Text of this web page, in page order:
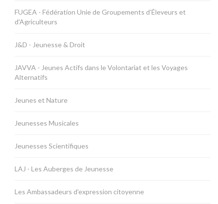
FUGEA - Fédération Unie de Groupements d’Éleveurs et
d'Agriculteurs
J&D - Jeunesse & Droit
JAVVA - Jeunes Actifs dans le Volontariat et les Voyages
Alternatifs
Jeunes et Nature
Jeunesses Musicales
Jeunesses Scientifiques
LAJ - Les Auberges de Jeunesse
Les Ambassadeurs d’expression citoyenne